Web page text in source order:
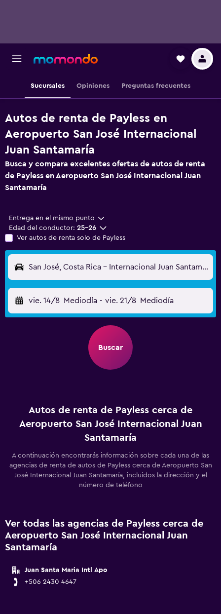
Sucursales Opiniones Preguntas frecuentes
Autos de renta de Payless en
Aeropuerto San José Internacional
Juan Santamaría
Busca y compara excelentes ofertas de autos de renta
de Payless en Aeropuerto San José Internacional Juan
Santamaría
Entrega en el mismo punto
Edad del conductor: 25-26
Ver autos de renta solo de Payless
San José, Costa Rica - Internacional Juan Santamaría (SJO)
vie. 14/8 Mediodía - vie. 21/8 Mediodía
Buscar
Autos de renta de Payless cerca de
Aeropuerto San José Internacional Juan
Santamaría
A continuación encontrarás información sobre cada una de las
agencias de renta de autos de Payless cerca de Aeropuerto San
José Internacional Juan Santamaría, incluidos la dirección y el
número de teléfono
Ver todas las agencias de Payless cerca de
Aeropuerto San José Internacional Juan
Santamaría
Juan Santa Maria Intl Apo
+506 2430 4647